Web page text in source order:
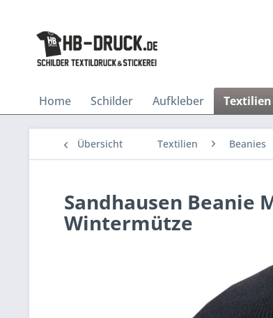
Home Schilder Aufkleber Textilien
Übersicht Textilien Beanies
Sandhausen Beanie
Wintermütze